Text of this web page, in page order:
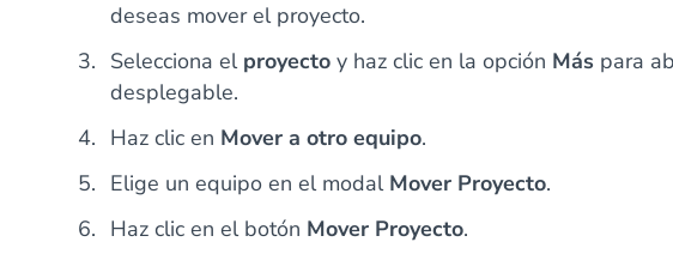
deseas mover el proyecto.
Selecciona el proyecto y haz clic en la opción Más para
desplegable.
Haz clic en Mover a otro equipo.
Elige un equipo en el modal Mover Proyecto.
Haz clic en el botón Mover Proyecto.